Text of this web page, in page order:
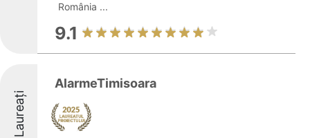
România ...
9.1
Laureați
AlarmeTimisoara